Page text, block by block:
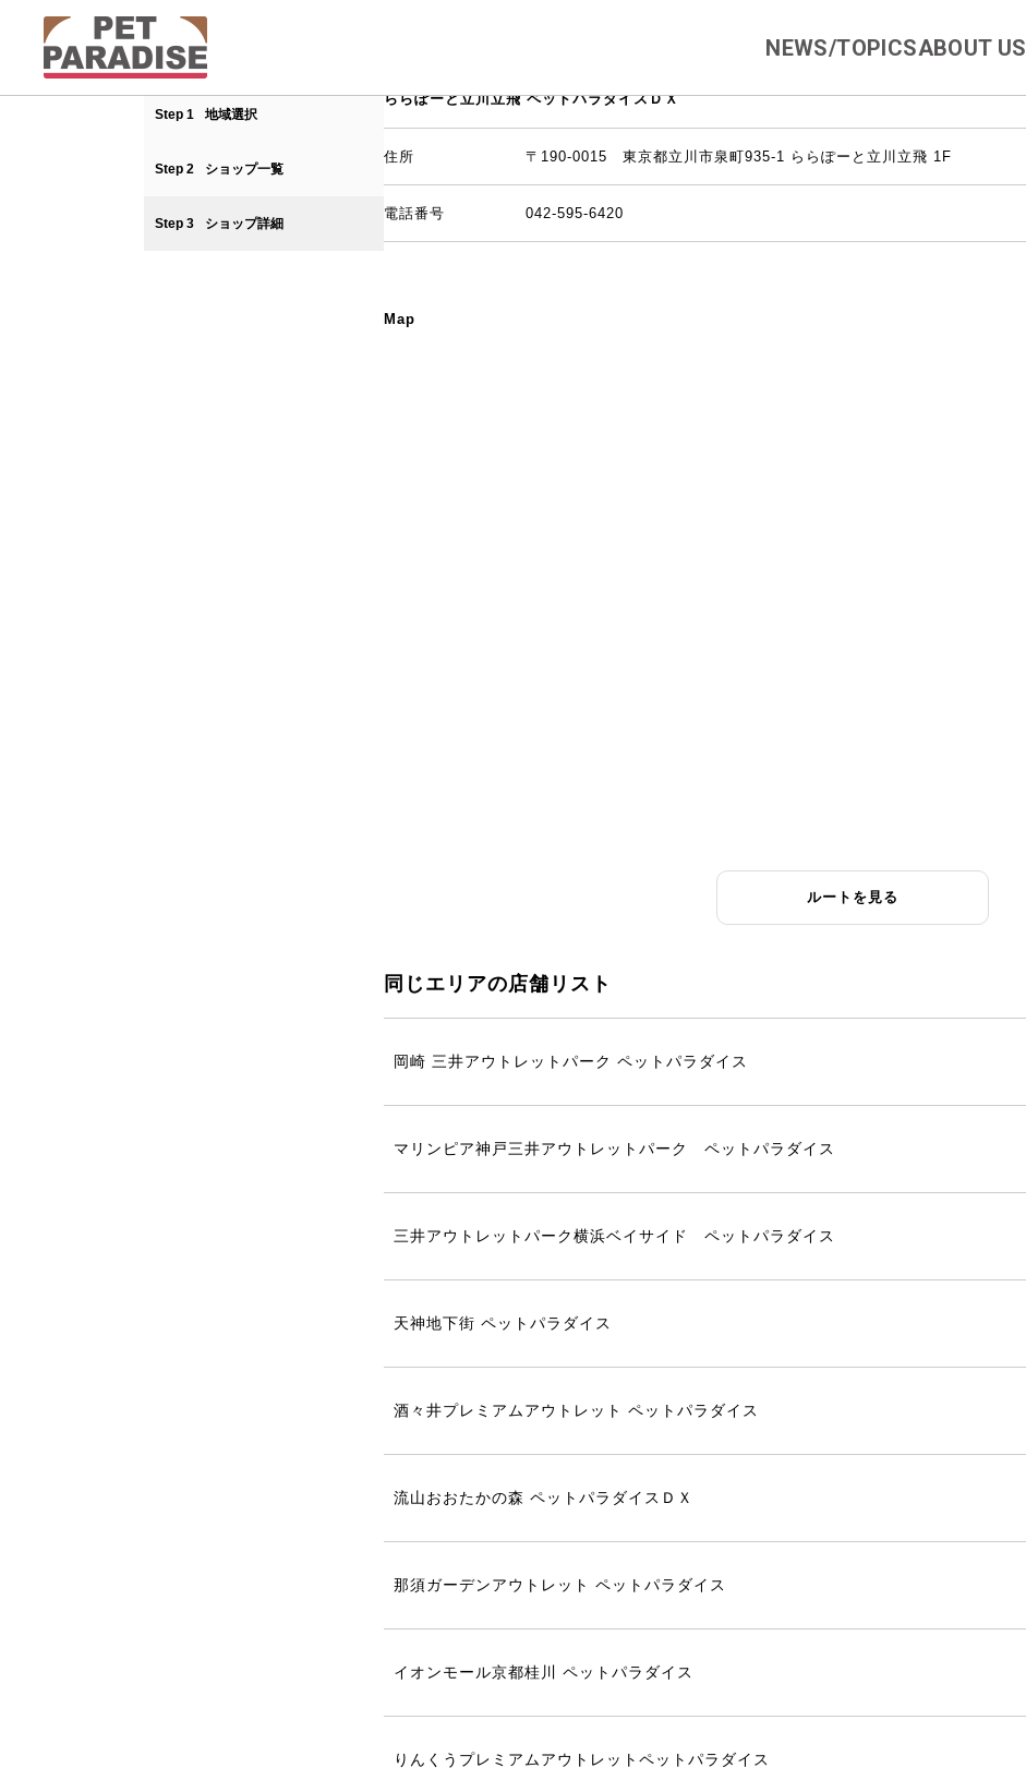
NEWS/TOPICSABOUT US
Step 1 地域選択
Step 2 ショップ一覧
Step 3 ショップ詳細
ららぽーと立川立飛 ペットパラダイスＤＸ
住所 〒190-0015 東京都立川市泉町935-1 ららぽーと立川立飛 1F
電話番号 042-595-6420
Map
ルートを見る
同じエリアの店舗リスト
岡崎 三井アウトレットパーク ペットパラダイス
マリンピア神戸三井アウトレットパーク ペットパラダイス
三井アウトレットパーク横浜ベイサイド ペットパラダイス
天神地下街 ペットパラダイス
酒々井プレミアムアウトレット ペットパラダイス
流山おおたかの森 ペットパラダイスＤＸ
那須ガーデンアウトレット ペットパラダイス
イオンモール京都桂川 ペットパラダイス
りんくうプレミアムアウトレットペットパラダイス